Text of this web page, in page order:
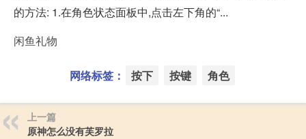
的方法: 1.在角色状态面板中,点击左下角的“...
闲鱼礼物
网络标签： 按下 按键 角色
上一篇
原神怎么没有芙罗拉